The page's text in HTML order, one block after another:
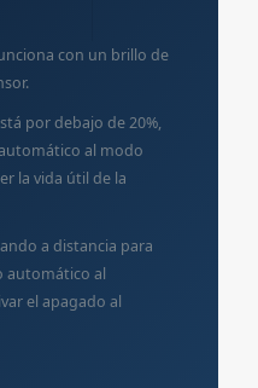
con un brillo de
por debajo de 20%,
al modo
la vida útil de la
a distancia para
automático al
el apagado al